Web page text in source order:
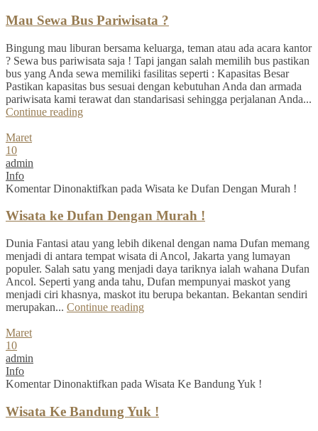
Mau Sewa Bus Pariwisata ?
Bingung mau liburan bersama keluarga, teman atau ada acara kantor
? Sewa bus pariwisata saja ! Tapi jangan salah memilih bus pastikan
bus yang Anda sewa memiliki fasilitas seperti : Kapasitas Besar
Pastikan kapasitas bus sesuai dengan kebutuhan Anda dan armada
pariwisata kami terawat dan standarisasi sehingga perjalanan Anda...
Continue reading
Maret
10
admin
Info
Komentar Dinonaktifkan pada Wisata ke Dufan Dengan Murah !
Wisata ke Dufan Dengan Murah !
Dunia Fantasi atau yang lebih dikenal dengan nama Dufan memang
menjadi di antara tempat wisata di Ancol, Jakarta yang lumayan
populer. Salah satu yang menjadi daya tariknya ialah wahana Dufan
Ancol. Seperti yang anda tahu, Dufan mempunyai maskot yang
menjadi ciri khasnya, maskot itu berupa bekantan. Bekantan sendiri
merupakan... Continue reading
Maret
10
admin
Info
Komentar Dinonaktifkan pada Wisata Ke Bandung Yuk !
Wisata Ke Bandung Yuk !